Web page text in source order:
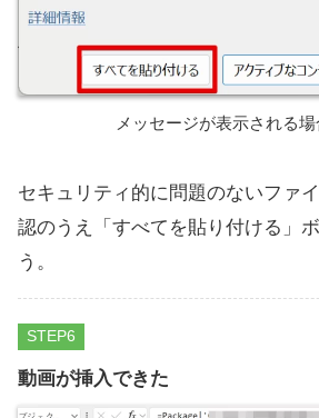
メッセージが表示される
セキュリティ的に問題のないファ
認のうえ「すべてを貼り付ける」
う。
STEP
動画が挿入できた